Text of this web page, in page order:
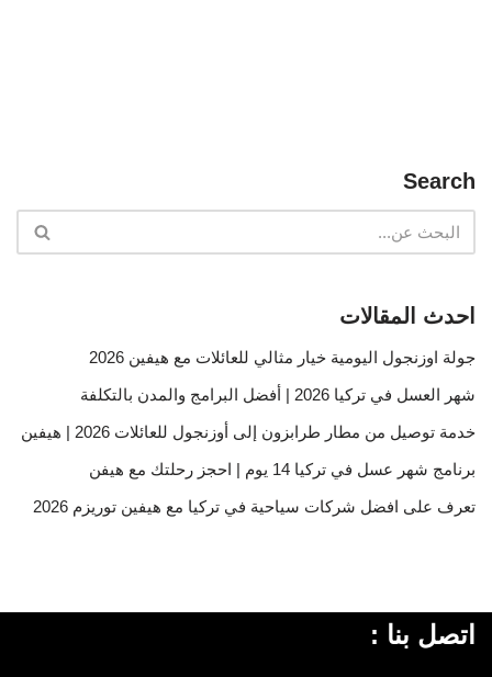
Search
احدث المقالات
جولة اوزنجول اليومية خيار مثالي للعائلات مع هيفين 2026
شهر العسل في تركيا 2026 | أفضل البرامج والمدن بالتكلفة
خدمة توصيل من مطار طرابزون إلى أوزنجول للعائلات 2026 | هيفين
برنامج شهر عسل في تركيا 14 يوم | احجز رحلتك مع هيفن
تعرف على افضل شركات سياحية في تركيا مع هيفين توريزم 2026
اتصل بنا :